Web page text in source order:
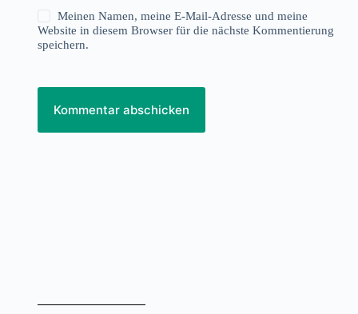
Meinen Namen, meine E-Mail-Adresse und meine
Website in diesem Browser für die nächste Kommentierung
speichern.
Kommentar abschicken